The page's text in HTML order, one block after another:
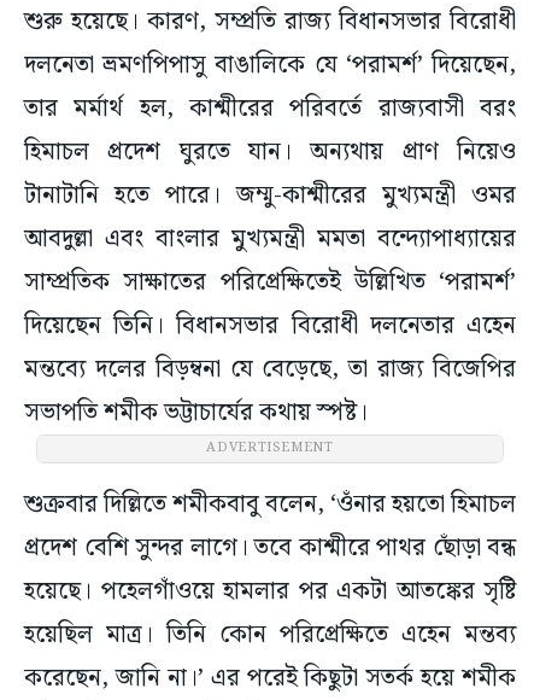
শুরু হয়েছে। কারণ, সম্প্রতি রাজ্য বিধানসভার বিরোধী
দলনেতা ভ্রমণপিপাসু বাঙালিকে যে ‘পরামর্শ’ দিয়েছেন,
তার মর্মার্থ হল, কাশ্মীরের পরিবর্তে রাজ্যবাসী বরং
হিমাচল প্রদেশ ঘুরতে যান। অন্যথায় প্রাণ নিয়েও
টানাটানি হতে পারে। জম্মু-কাশ্মীরের মুখ্যমন্ত্রী ওমর
আবদুল্লা এবং বাংলার মুখ্যমন্ত্রী মমতা বন্দ্যোপাধ্যায়ের
সাম্প্রতিক সাক্ষাতের পরিপ্রেক্ষিতেই উল্লিখিত ‘পরামর্শ’
দিয়েছেন তিনি। বিধানসভার বিরোধী দলনেতার এহেন
মন্তব্যে দলের বিড়ম্বনা যে বেড়েছে, তা রাজ্য বিজেপির
সভাপতি শমীক ভট্টাচার্যের কথায় স্পষ্ট।
ADVERTISEMENT
শুক্রবার দিল্লিতে শমীকবাবু বলেন, ‘ওঁনার হয়তো হিমাচল
প্রদেশ বেশি সুন্দর লাগে। তবে কাশ্মীরে পাথর ছোঁড়া বন্ধ
হয়েছে। পহেলগাঁওয়ে হামলার পর একটা আতঙ্কের সৃষ্টি
হয়েছিল মাত্র। তিনি কোন পরিপ্রেক্ষিতে এহেন মন্তব্য
করেছেন, জানি না।’ এর পরেই কিছুটা সতর্ক হয়ে শমীক